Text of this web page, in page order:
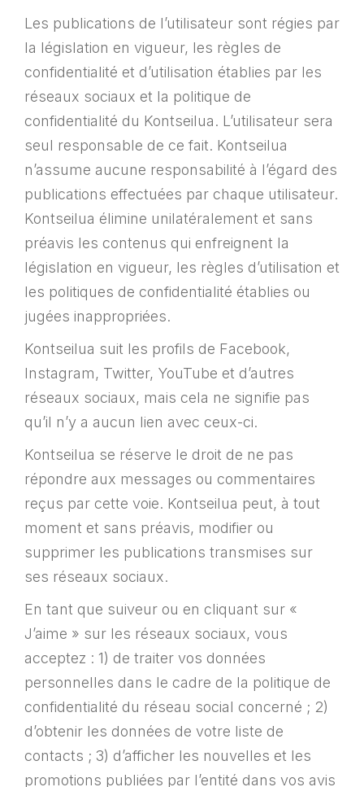
Les publications de l’utilisateur sont régies par
la législation en vigueur, les règles de
confidentialité et d’utilisation établies par les
réseaux sociaux et la politique de
confidentialité du Kontseilua. L’utilisateur sera
seul responsable de ce fait. Kontseilua
n’assume aucune responsabilité à l’égard des
publications effectuées par chaque utilisateur.
Kontseilua élimine unilatéralement et sans
préavis les contenus qui enfreignent la
législation en vigueur, les règles d’utilisation et
les politiques de confidentialité établies ou
jugées inappropriées.
Kontseilua suit les profils de Facebook,
Instagram, Twitter, YouTube et d’autres
réseaux sociaux, mais cela ne signifie pas
qu’il n’y a aucun lien avec ceux-ci.
Kontseilua se réserve le droit de ne pas
répondre aux messages ou commentaires
reçus par cette voie. Kontseilua peut, à tout
moment et sans préavis, modifier ou
supprimer les publications transmises sur
ses réseaux sociaux.
En tant que suiveur ou en cliquant sur «
J’aime » sur les réseaux sociaux, vous
acceptez : 1) de traiter vos données
personnelles dans le cadre de la politique de
confidentialité du réseau social concerné ; 2)
d’obtenir les données de votre liste de
contacts ; 3) d’afficher les nouvelles et les
promotions publiées par l’entité dans vos avis